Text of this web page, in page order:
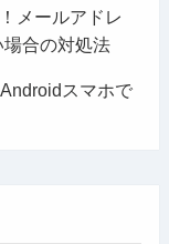
メールアドレ
合の対処法
スマホで